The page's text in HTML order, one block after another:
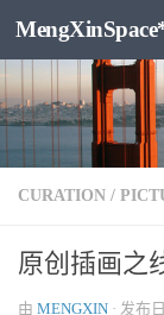
跳至内容
CURATION /
原创插画之
由 MENGXIN · 发布